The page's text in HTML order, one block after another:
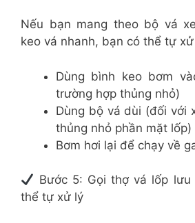
Nếu bạn mang theo bộ vá
keo vá nhanh, bạn có thể tự
Dùng bình keo bơm
trường hợp thủng nhỏ)
Dùng bộ vá dùi (đối với
thủng nhỏ phần mặt lốp)
Bơm hơi lại để chạy về
Bước 5: Gọi thợ vá lốp lưu
thể tự xử lý